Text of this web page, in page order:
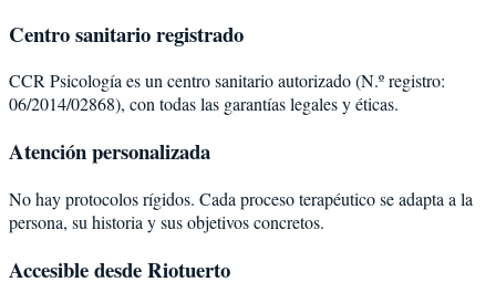
Centro sanitario registrado
CCR Psicología es un centro sanitario autorizado (N.º registro:
06/2014/02868), con todas las garantías legales y éticas.
Atención personalizada
No hay protocolos rígidos. Cada proceso terapéutico se adapta a la
persona, su historia y sus objetivos concretos.
Accesible desde Riotuerto